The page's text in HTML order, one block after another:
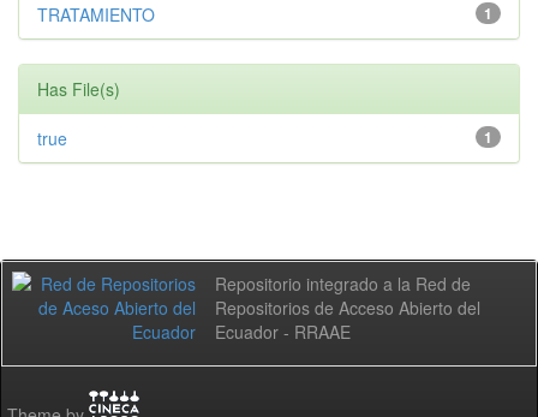
1
TRATAMIENTO
Has File(s)
1
true
Repositorio integrado a la Red de
Repositorios de Acceso Abierto del
Ecuador - RRAAE